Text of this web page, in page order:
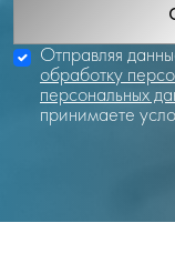
Отправляя
обработку
персональных
принимаете